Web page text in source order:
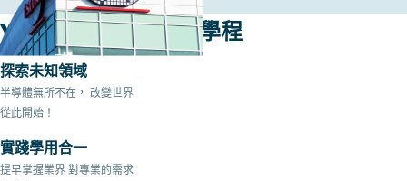
YZU x TSMC 半導體學程
探索未知領域
半導體無所不在， 改變世界
從此開始！
實踐學用合一
提早掌握業界 對專業的需求